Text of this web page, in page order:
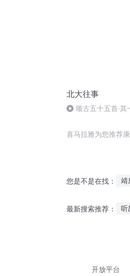
北大往事
颂古五十五首·其
喜马拉雅为您推荐
您是不是在找： 靖
最新搜索推荐： 听
开放平台